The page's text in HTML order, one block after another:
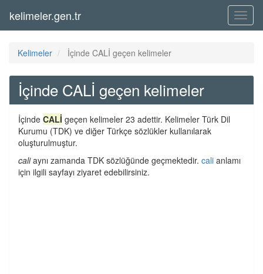
Menü
kelimeler.gen.tr
Kelimeler İçinde CALİ geçen kelimeler
İçinde CALİ geçen kelimeler
İçinde CALİ geçen kelimeler 23 adettir. Kelimeler Türk Dil
Kurumu (TDK) ve diğer Türkçe sözlükler kullanılarak
oluşturulmuştur.
caliaynı zamanda TDK sözlüğünde geçmektedir. cali anlamı
için ilgili sayfayı ziyaret edebilirsiniz.